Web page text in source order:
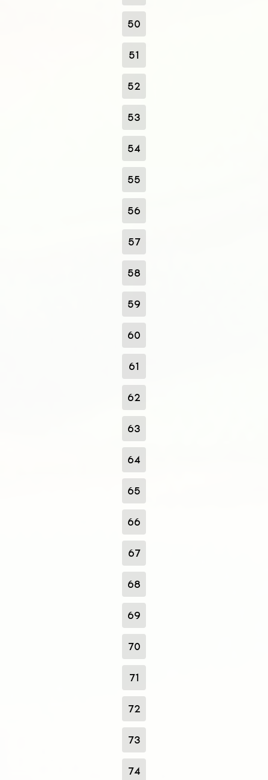
50
51
52
53
54
55
56
57
58
59
60
61
62
63
64
65
66
67
68
69
70
71
72
73
74